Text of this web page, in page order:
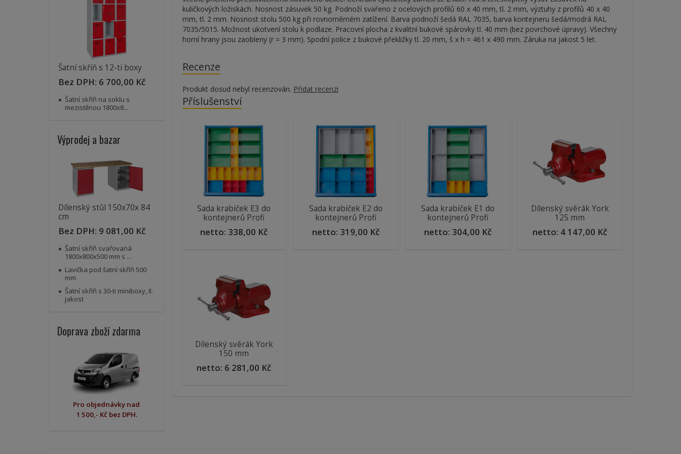
kuličkových ložiskách. Nosnost zásuvek 50 kg. Podnoží svařeno z ocelových profilů 60 x 40 mm, tl. 2 mm, výztuhy z profilů 40 x 40
mm, tl. 2 mm. Nosnost stolu 500 kg při rovnoměrném zatížení. Barva podnoží šedá RAL 7035, barva kontejneru šedá/modrá RAL
7035/5015. Možnost ukotvení stolu k podlaze. Pracovní plocha z kvalitní bukové spárovky tl. 40 mm (bez povrchové úpravy). Všechny
horní hrany jsou zaobleny (r = 3 mm). Spodní police z bukové překližky tl. 20 mm, š x h = 461 x 490 mm. Záruka na jakost 5 let.
Recenze
Produkt dosud nebyl recenzován. Přidat recenzi
Příslušenství
Sada krabiček E3 do
kontejnerů Profi
netto: 338,00 Kč
Sada krabiček E2 do
kontejnerů Profi
netto: 319,00 Kč
Sada krabiček E1 do
kontejnerů Profi
netto: 304,00 Kč
Dílenský svěrák York
125 mm
netto: 4 147,00 Kč
Dílenský svěrák York
150 mm
netto: 6 281,00 Kč
Šatní skříň s 12-ti boxy
Bez DPH: 6 700,00 Kč
Šatní skříň na soklu s
mezistěnou 1800x8...
Výprodej a bazar
Dílenský stůl 150x70x 84
cm
Bez DPH: 9 081,00 Kč
Šatní skříň svařovaná
1800x800x500 mm s ...
Lavička pod šatní skříň 500
mm
Šatní skříň s 30-ti miniboxy, II.
jakost
Doprava zboží zdarma
Pro objednávky nad
1 500,- Kč bez DPH.